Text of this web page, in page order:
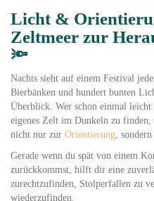
Licht &
Zeltmeer zur
🔦
Nachts sieht auf einem Festival
Bierbänken und hundert bunten
Überblick. Wer schon einmal leicht
eigenes Zelt im Dunkeln zu
nicht nur zur Orientierung,
Gerade wenn du spät von einem
zurückkommst, hilft dir eine
zurechtzufinden, Stolperfallen zu
wiederzufinden.